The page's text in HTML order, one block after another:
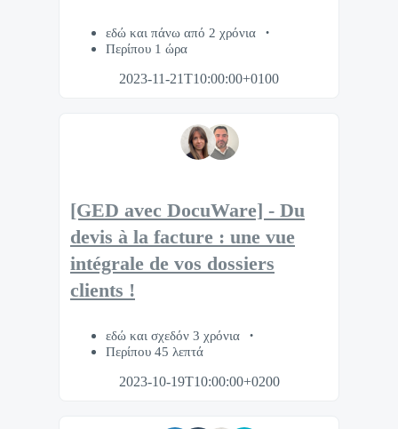
εδώ και πάνω από 2 χρόνια
Περίπου 1 ώρα
2023-11-21T10:00:00+0100
[GED avec DocuWare] - Du
devis à la facture : une vue
intégrale de vos dossiers
clients !
εδώ και σχεδόν 3 χρόνια
Περίπου 45 λεπτά
2023-10-19T10:00:00+0200